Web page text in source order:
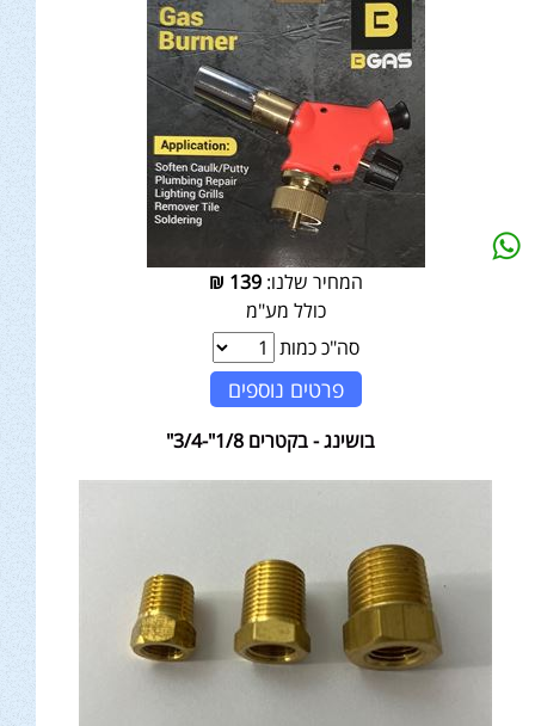
המחיר שלנו:139
₪
כולל מע"מ
סה"כ כמות
פרטים נוספים
בושינג - בקטרים 1/8"-3/4"